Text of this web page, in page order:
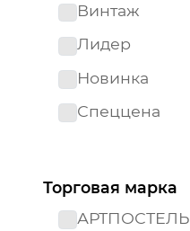
Винтаж
Лидер
Новинка
Спеццена
Торговая марка
АРТПОСТЕЛЬ